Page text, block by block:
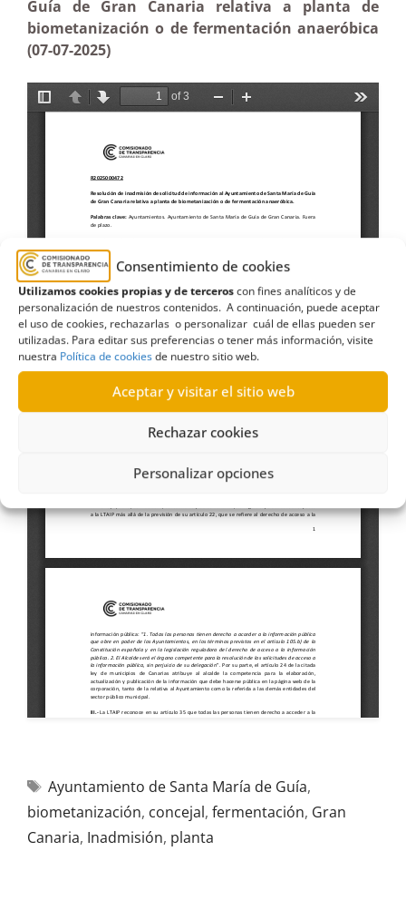
Consentimiento de cookies
Utilizamos cookies propias y de terceroscon fines analíticos y de
personalización de nuestros contenidos. A continuación, puede aceptar
el uso de cookies, rechazarlas o personalizar cuál de ellas pueden ser
utilizadas. Para editar sus preferencias o tener más información, visite
nuestra Política de cookiesde nuestro sitio web.
Aceptar y visitar el sitio web
Rechazar cookies
Personalizar opciones
Guía de Gran Canaria relativa a planta de
biometanización o de fermentación anaeróbica
(07-07-2025)
Ayuntamiento de Santa María de Guía,
biometanización, concejal, fermentación, Gran
Canaria, Inadmisión, planta